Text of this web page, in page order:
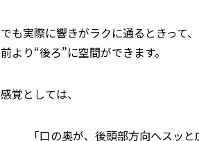
でも実際に響きがラクに通るときって、
前より“後ろ”に空間ができます。
感覚としては、
「口の奥が、後頭部方向へスッ